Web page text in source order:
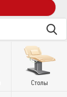
Столы